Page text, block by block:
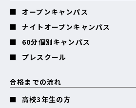
オープンキャンパス
ナイトオープンキャンパス
60分個別キャンパス
プレスクール
合格までの流れ
高校3年生の方